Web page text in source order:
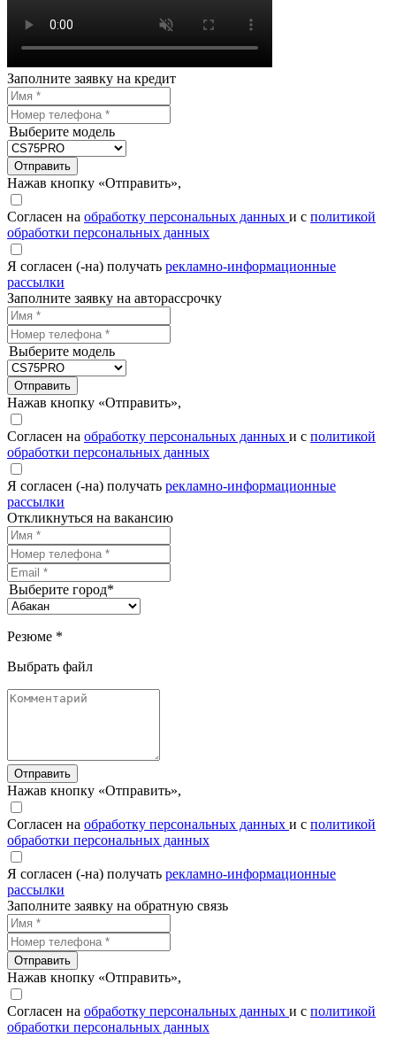
Заполните заявку на кредит
Выберите модель
Отправить
Нажав кнопку «Отправить»,
Согласен на обработку персональных данных и с политикой
обработки персональных данных
Я согласен (-на) получать рекламно-информационные
рассылки
Заполните заявку на авторассрочку
Выберите модель
Отправить
Нажав кнопку «Отправить»,
Согласен на обработку персональных данных и с политикой
обработки персональных данных
Я согласен (-на) получать рекламно-информационные
рассылки
Откликнуться на вакансию
Выберите город*
Резюме *
Выбрать файл
Отправить
Нажав кнопку «Отправить»,
Согласен на обработку персональных данных и с политикой
обработки персональных данных
Я согласен (-на) получать рекламно-информационные
рассылки
Заполните заявку на обратную связь
Отправить
Нажав кнопку «Отправить»,
Согласен на обработку персональных данных и с политикой
обработки персональных данных